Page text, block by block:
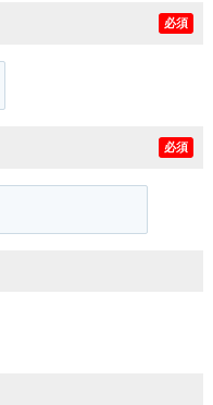
必須
必須